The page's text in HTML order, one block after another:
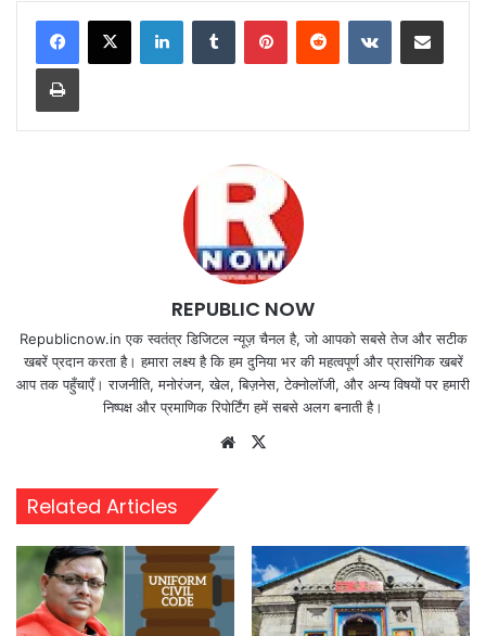
LinkedInTumblr PinterestReddit VKontakteShare via Email
Print
REPUBLIC NOW
Republicnow.in एक स्वतंत्र डिजिटल न्यूज़ चैनल है, जो आपको सबसे तेज और सटीक
खबरें प्रदान करता है। हमारा लक्ष्य है कि हम दुनिया भर की महत्वपूर्ण और प्रासंगिक खबरें
आप तक पहुँचाएँ। राजनीति, मनोरंजन, खेल, बिज़नेस, टेक्नोलॉजी, और अन्य विषयों पर हमारी
निष्पक्ष और प्रमाणिक रिपोर्टिंग हमें सबसे अलग बनाती है।
Website
Related Articles